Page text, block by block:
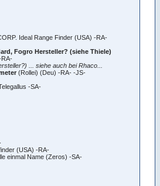
Ideal Range Finder (USA) -RA-
Fogro Hersteller? (siehe Thiele)
RA-
... siehe auch bei Rhaco...
(Rollei) (Deu) -RA- -JS-
-SA-
(USA) -RA-
einmal Name (Zeros) -SA-